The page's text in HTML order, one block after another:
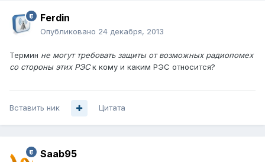
Ferdin
Опубликовано 24 декабря, 2013
Термин не могут требовать защиты от возможных радиопомех
со стороны этих РЭСк кому и каким РЭС относится?
Вставить ник Цитата
Saab95